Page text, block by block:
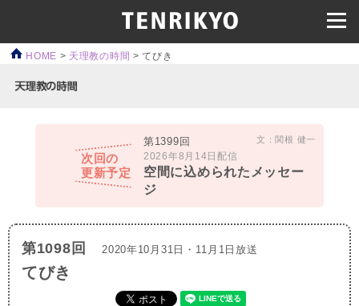
HOME > 天理教の時間 >てびき
次回の
更新予定
第1399回
2026年8月14日配信
空間に込められたメッセー
ジ
文：関根 健一
第1098回 2020年10月31日・11月1日放送
てびき